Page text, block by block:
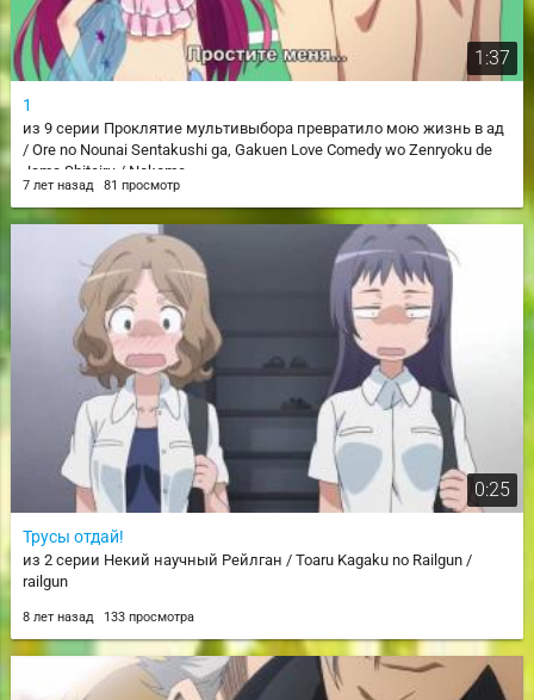
1:37
1
из 9 серии Проклятие мультивыбора превратило мою жизнь в ад
/ Ore no Nounai Sentakushi ga, Gakuen Love Comedy wo Zenryoku de
Jama Shiteiru / Nokome
7 лет назад 81 просмотр
0:25
Трусы отдай!
из 2 серии Некий научный Рейлган / Toaru Kagaku no Railgun /
railgun
8 лет назад 133 просмотра